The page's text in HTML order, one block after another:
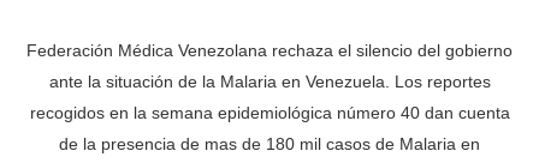
Federación Médica Venezolana rechaza el silencio del gobierno
ante la situación de la Malaria en Venezuela. Los reportes
recogidos en la semana epidemiológica número 40 dan cuenta
de la presencia de mas de 180 mil casos de Malaria en